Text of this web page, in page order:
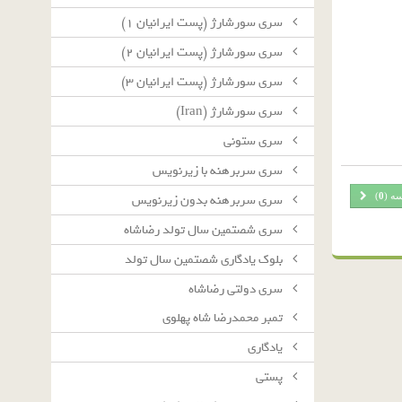
سرى سورشارژ (پست ايرانيان ١)
سرى سورشارژ (پست ايرانيان ٢)
سرى سورشارژ (پست ايرانيان ٣)
سرى سورشارژ (Iran)
سرى ستونى
سرى سربرهنه با زيرنويس
سرى سربرهنه بدون زيرنويس
سرى شصتمين سال تولد رضاشاه
بلوك يادگارى شصتمين سال تولد
سرى دولتى رضاشاه
تمبر محمدرضا شاه پهلوی
یادگاری
پستی
(
0
)